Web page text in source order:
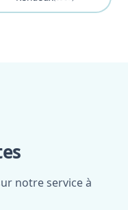
notre service à